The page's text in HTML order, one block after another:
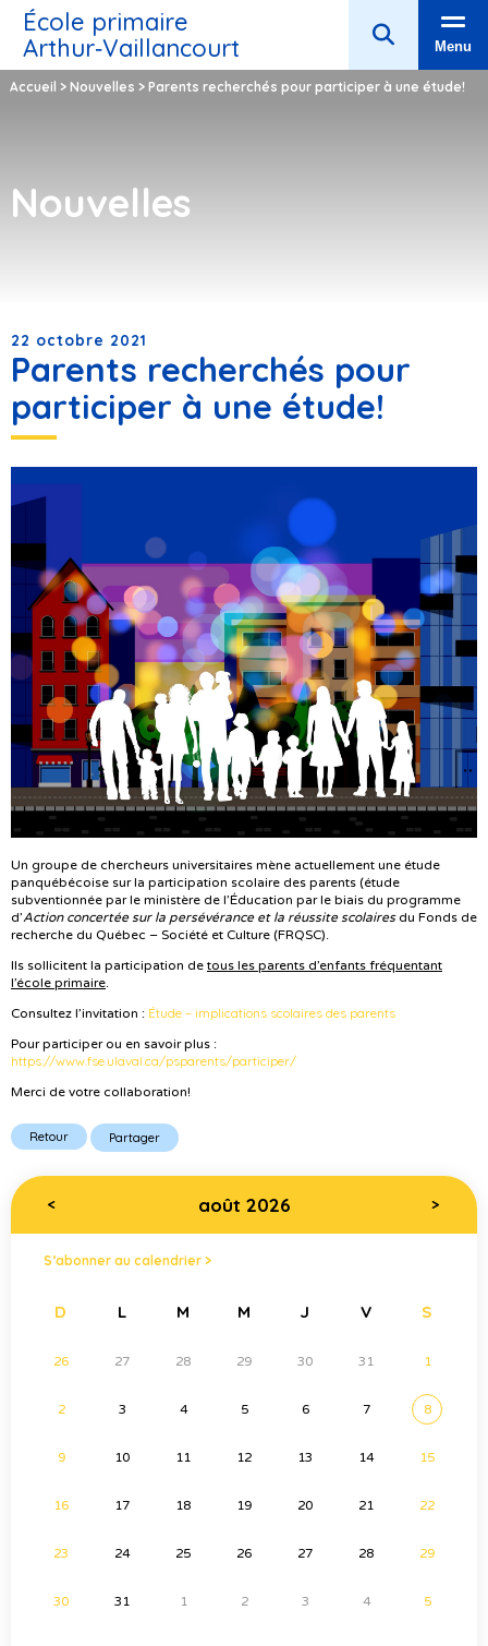
École primaire
Arthur‑Vaillancourt
Menu
Accueil > Nouvelles > Parents recherchés pour participer à une étude!
Nouvelles
22 octobre 2021
Parents recherchés pour
participer à une étude!
Un groupe de chercheurs universitaires mène actuellement une étude
panquébécoise sur la participation scolaire des parents (étude
subventionnée par le ministère de l’Éducation par le biais du programme
d’Action concertée sur la persévérance et la réussite scolairesdu Fonds de
recherche du Québec – Société et Culture (FRQSC).
Ils sollicitent la participation de tous les parents d’enfants fréquentant
l’école primaire.
Consultez l’invitation : Étude – implications scolaires des parents
Pour participer ou en savoir plus :
https://www.fse.ulaval.ca/psparents/participer/
Merci de votre collaboration!
Retour Partager
< août 2026 >
S’abonner au calendrier >
D L M M J V S
26 27 28 29 30 31 1
2 3 4 5 6 7 8
9 10 11 12 13 14 15
16 17 18 19 20 21 22
23 24 25 26 27 28 29
30 31 1 2 3 4 5